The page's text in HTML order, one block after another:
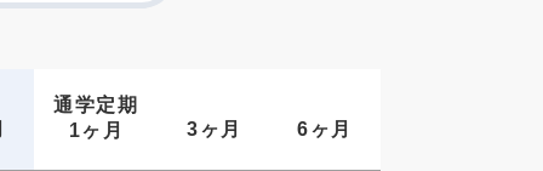
通学定期
1ヶ月
3ヶ月 6ヶ月